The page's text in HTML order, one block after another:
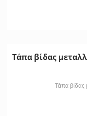
Τάπα βίδας
Τάπα βίδας
Set